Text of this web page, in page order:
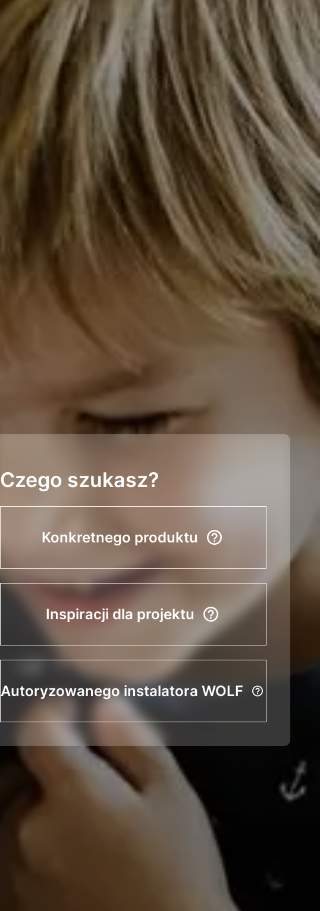
Czego szukasz?
Konkretnego produktu
Inspiracji dla projektu
Autoryzowanego instalatora WOLF